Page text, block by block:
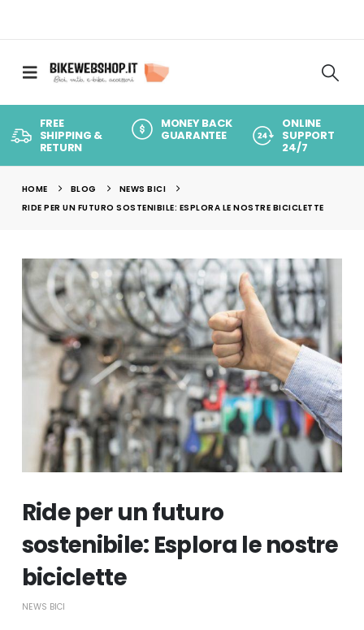
FREE
SHIPPING &
RETURN
MONEY BACK
GUARANTEE
ONLINE
SUPPORT
24/7
HOME BLOG
NEWS BICI
RIDE PER UN FUTURO SOSTENIBILE: ESPLORA LE NOSTRE BICICLETTE
Ride per un futuro
sostenibile: Esplora le nostre
biciclette
NEWS BICI